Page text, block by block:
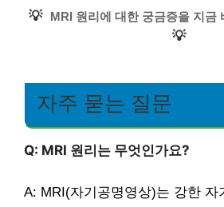
💡 MRI 원리에 대한 궁금증을 지금
💡
자주 묻는 질문
Q: MRI 원리는 무엇인가요?
A: MRI(자기공명영상)는 강한 자